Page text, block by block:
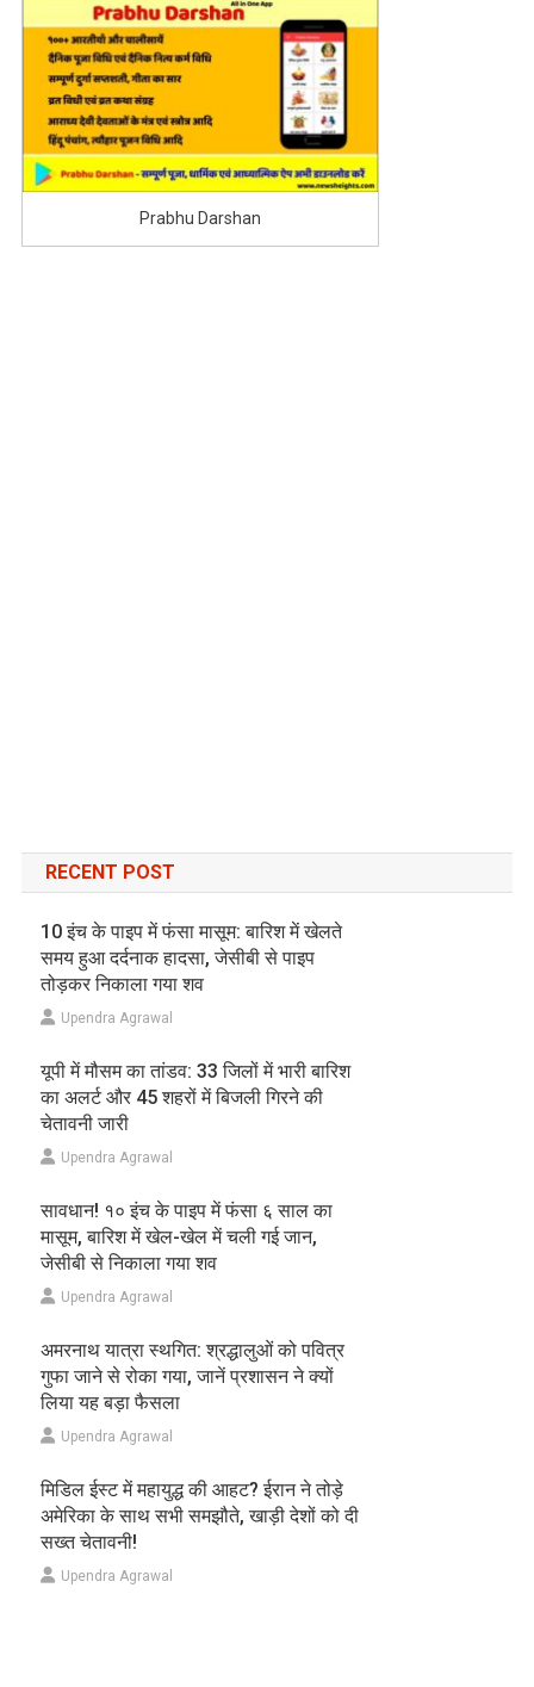
Prabhu Darshan
RECENT POST
10 इंच के पाइप में फंसा मासूम: बारिश में खेलते
समय हुआ दर्दनाक हादसा, जेसीबी से पाइप
तोड़कर निकाला गया शव
Upendra Agrawal
यूपी में मौसम का तांडव: 33 जिलों में भारी बारिश
का अलर्ट और 45 शहरों में बिजली गिरने की
चेतावनी जारी
Upendra Agrawal
सावधान! १० इंच के पाइप में फंसा ६ साल का
मासूम, बारिश में खेल-खेल में चली गई जान,
जेसीबी से निकाला गया शव
Upendra Agrawal
अमरनाथ यात्रा स्थगित: श्रद्धालुओं को पवित्र
गुफा जाने से रोका गया, जानें प्रशासन ने क्यों
लिया यह बड़ा फैसला
Upendra Agrawal
मिडिल ईस्ट में महायुद्ध की आहट? ईरान ने तोड़े
अमेरिका के साथ सभी समझौते, खाड़ी देशों को दी
सख्त चेतावनी!
Upendra Agrawal